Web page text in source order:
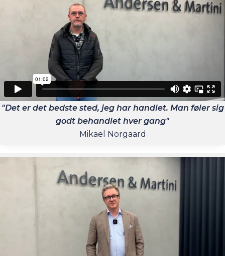
"Det er det bedste sted, jeg har handlet. Man føler sig
godt behandlet hver gang"
Mikael Norgaard